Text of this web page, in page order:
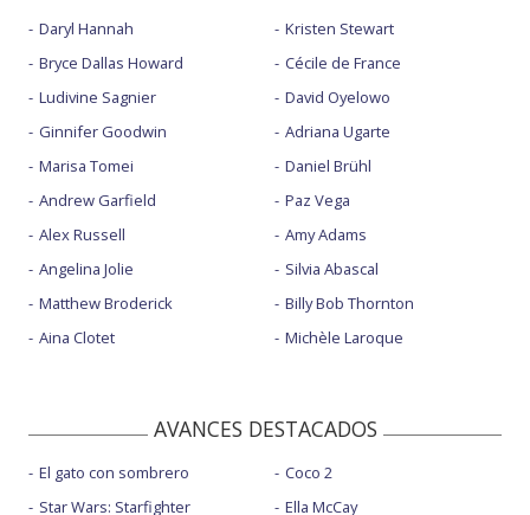
Daryl Hannah
Bryce Dallas Howard
Ludivine Sagnier
Ginnifer Goodwin
Marisa Tomei
Andrew Garfield
Alex Russell
Angelina Jolie
Matthew Broderick
Aina Clotet
Kristen Stewart
Cécile de France
David Oyelowo
Adriana Ugarte
Daniel Brühl
Paz Vega
Amy Adams
Silvia Abascal
Billy Bob Thornton
Michèle Laroque
AVANCES DESTACADOS
El gato con sombrero
Star Wars: Starfighter
Coco 2
Ella McCay